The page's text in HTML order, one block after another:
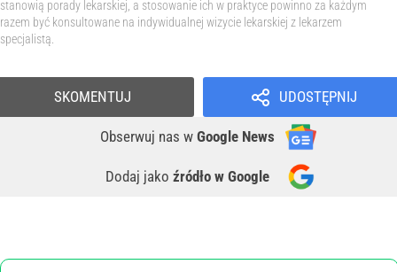
stanowią porady lekarskiej, a stosowanie ich w praktyce powinno za każdym
razem być konsultowane na indywidualnej wizycie lekarskiej z lekarzem
specjalistą.
UDOSTĘPNIJ
Obserwuj nas w Google News
Dodaj jako źródło w Google
SKOMENTUJ